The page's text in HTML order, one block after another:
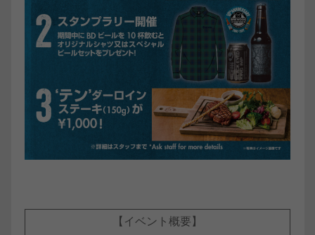
【イベント概要】